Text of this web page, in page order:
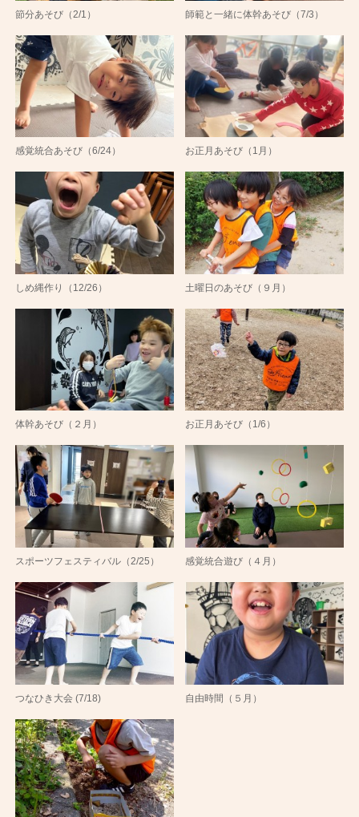
節分あそび（2/1） 師範と一緒に体幹あそび（7/3）
感覚統合あそび（6/24） お正月あそび（1月）
しめ縄作り（12/26） 土曜日のあそび（９月）
体幹あそび（２月） お正月あそび（1/6）
スポーツフェスティバル（2/25） 感覚統合遊び（４月）
つなひき大会 (7/18) 自由時間（５月）